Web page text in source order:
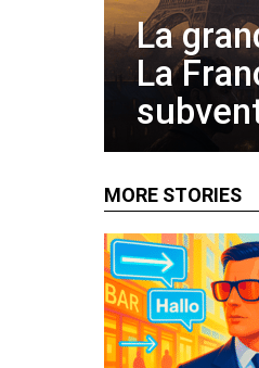
La
La
MORE STORIES